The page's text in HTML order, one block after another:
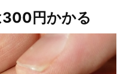
300円かかる